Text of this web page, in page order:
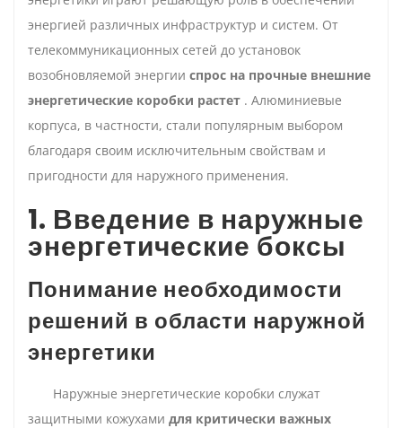
энергией различных инфраструктур и систем. От
телекоммуникационных сетей до установок
возобновляемой энергии спрос на прочные внешние
энергетические коробки растет . Алюминиевые
корпуса, в частности, стали популярным выбором
благодаря своим исключительным свойствам и
пригодности для наружного применения.
1. Введение в наружные
энергетические боксы
Понимание необходимости
решений в области наружной
энергетики
Наружные энергетические коробки служат
защитными кожухами для критически важных